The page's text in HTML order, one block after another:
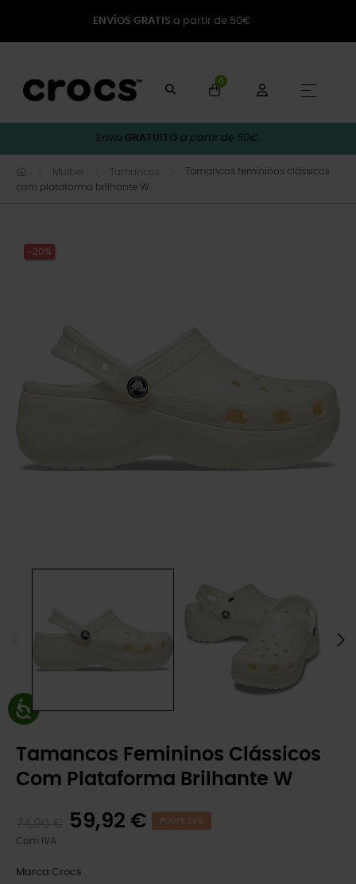
ENVÍOS GRATIS a partir de 50€
0
☰
Envio GRATUITO a partir de 50€.
Mulher Tamancos
Tamancos femininos clássicos
com plataforma brilhante W
-20%
Tamancos Femininos Clássicos
Com Plataforma Brilhante W
59,92 € POUPE 20%
Com IVA
Marca Crocs